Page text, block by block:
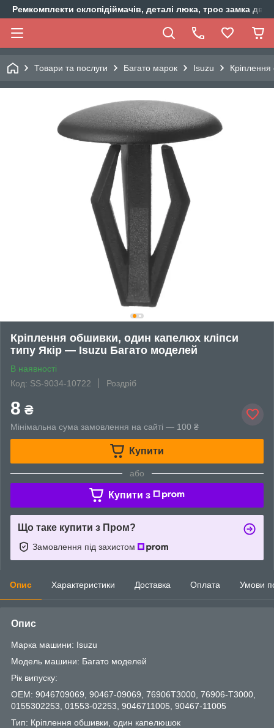
Ремкомплекти склопідіймачів, деталі люка, трос замка
Товари та послуги Багато марок Isuzu
Кріплення обшивки, один капелюх кліпси
типу Якір — Isuzu Багато моделей
В наявності
Код: SS-9034-10722
Роздріб
8 ₴
Мінімальна сума замовлення на сайті — 100 ₴
Купити
або
Купити з
Що таке купити з Пром?
Замовлення під захистом
Опис Характеристики Доставка Оплата Умови
Опис
Марка машини: Isuzu
Модель машини: Багато моделей
Рік випуску:
OEM: 9046709069, 90467-09069, 76906T3000, 76906-T3000,
0155302253, 01553-02253, 9046711005, 90467-11005
Тип: Кріплення обшивки, один капелюшок